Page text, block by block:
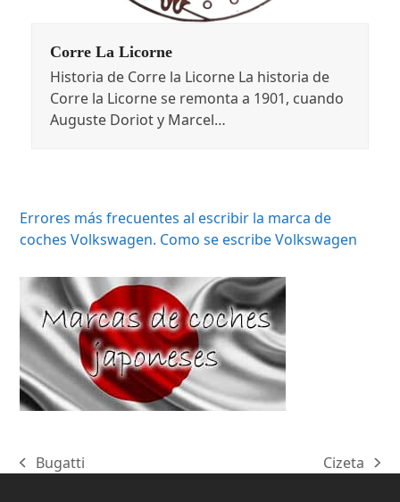
Corre La Licorne
Historia de Corre la Licorne La historia de
Corre la Licorne se remonta a 1901, cuando
Auguste Doriot y Marcel…
Errores más frecuentes al escribir la marca de
coches Volkswagen. Como se escribe Volkswagen
previous
Bugatti
next
Cizeta